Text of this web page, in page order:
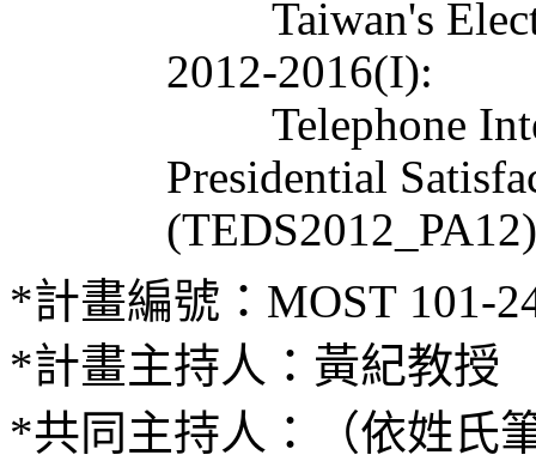
Taiwan's Election
2012-2016(I):
Telephone
Presidential
(TEDS2012_PA12)
*計畫編號： MOST 101-
*計畫主持人：黃紀教授
*共同主持人：（依姓氏